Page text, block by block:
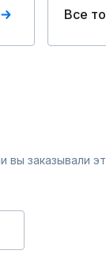
Все
вы заказывали